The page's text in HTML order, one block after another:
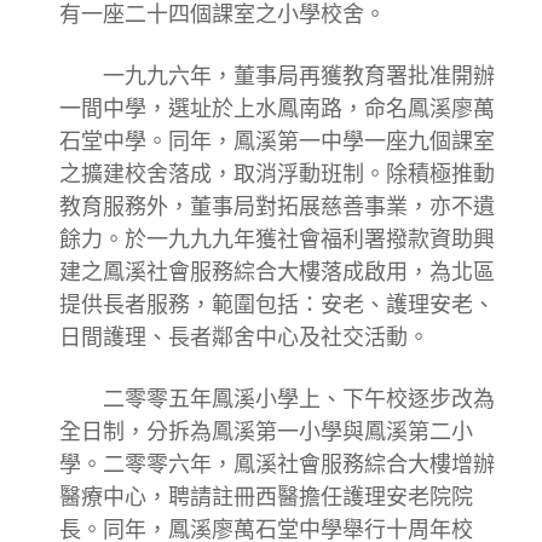
有一座二十四個課室之小學校舍。
一九九六年，董事局再獲教育署批准開辦
一間中學，選址於上水鳳南路，命名鳳溪廖萬
石堂中學。同年，鳳溪第一中學一座九個課室
之擴建校舍落成，取消浮動班制。除積極推動
教育服務外，董事局對拓展慈善事業，亦不遺
餘力。於一九九九年獲社會福利署撥款資助興
建之鳳溪社會服務綜合大樓落成啟用，為北區
提供長者服務，範圍包括：安老、護理安老、
日間護理、長者鄰舍中心及社交活動。
二零零五年鳳溪小學上、下午校逐步改為
全日制，分拆為鳳溪第一小學與鳳溪第二小
學。二零零六年，鳳溪社會服務綜合大樓增辦
醫療中心，聘請註冊西醫擔任護理安老院院
長。同年，鳳溪廖萬石堂中學舉行十周年校